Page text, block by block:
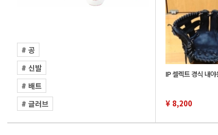
# 공
# 신발
# 배트
# 글러브
IP 셀렉트 경식 내
¥ 8,200